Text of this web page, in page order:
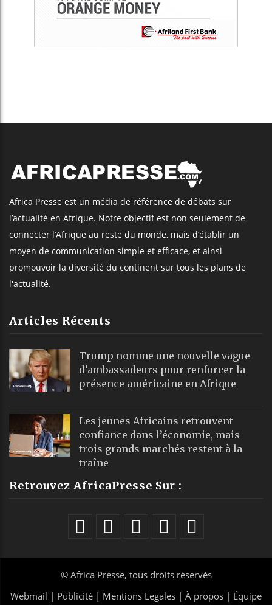
Africa Presse est un média de référence de débats sur
l’actualité en Afrique. Notre objectif est non seulement de
connecter l’Afrique au reste du monde, mais d’établir un
moyen de communication simple et efficace, et ainsi
promouvoir la diversité du continent sur tous les plans de
l'actualité.
Articles Récents
Trump nomme une nouvelle vague
d’ambassadeurs pour renforcer la
présence américaine en Afrique
Les jeunes Africains retrouvent
confiance dans l’économie, mais
trois grands marchés restent à la
traîne
Retrouvez AfricaPresse Sur :
© Africa Presse, tous droits réservés
Webmail | Publicité | Mentions Legales | À propos | Équipe